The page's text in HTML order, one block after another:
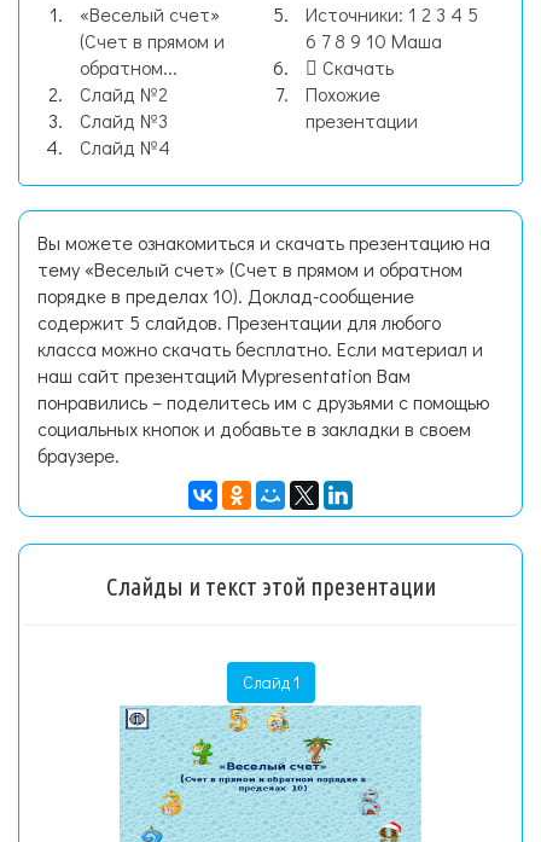
«Веселый счет»
(Счет в прямом и
обратном...
Слайд №2
Слайд №3
Слайд №4
Источники: 1 2 3 4 5
6 7 8 9 10 Маша
Скачать
Похожие
презентации
Вы можете ознакомиться и скачать презентацию на
тему «Веселый счет» (Счет в прямом и обратном
порядке в пределах 10). Доклад-сообщение
содержит 5 слайдов. Презентации для любого
класса можно скачать бесплатно. Если материал и
наш сайт презентаций Mypresentation Вам
понравились – поделитесь им с друзьями с помощью
социальных кнопок и добавьте в закладки в своем
браузере.
Слайды и текст этой презентации
Слайд 1